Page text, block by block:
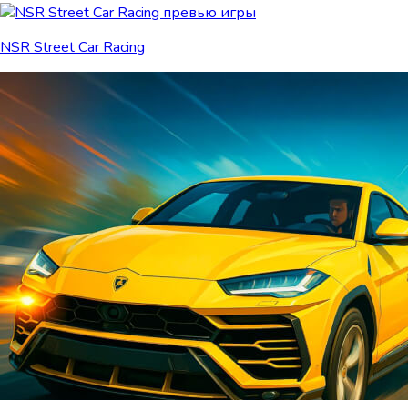
NSR Street Car Racing